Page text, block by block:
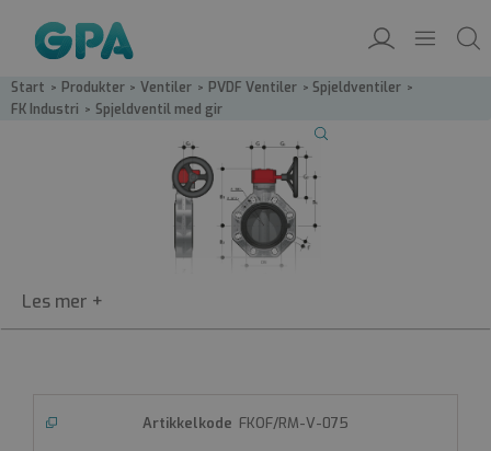
Start / Produkter / Ventiler / PVDF Ventiler / Spjeldventiler /
FK Industri / Spjeldventil med gir
FKOF/RM
FKOF/RM-V-075